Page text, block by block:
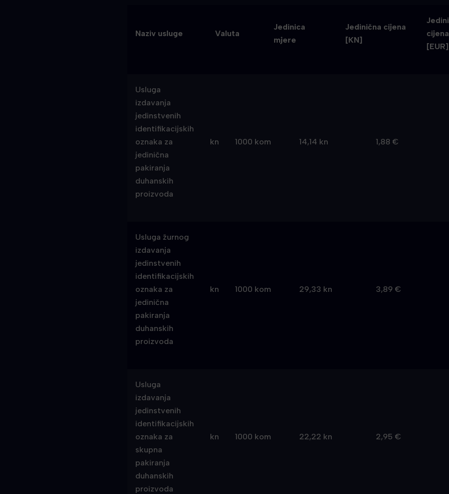
Naziv usluge Valuta
Jedinica
mjere
Jedinična cijena
[KN]
[EUR]
Usluga
izdavanja
jedinstvenih
identifikacijskih
oznaka za
jedinična
pakiranja
duhanskih
proizvoda
kn 1000 kom 14,14 kn 1,88 €
Usluga žurnog
izdavanja
jedinstvenih
identifikacijskih
oznaka za
jedinična
pakiranja
duhanskih
proizvoda
kn 1000 kom 29,33 kn 3,89 €
Usluga
izdavanja
jedinstvenih
identifikacijskih
oznaka za
skupna
pakiranja
duhanskih
proizvoda
kn 1000 kom 22,22 kn 2,95 €